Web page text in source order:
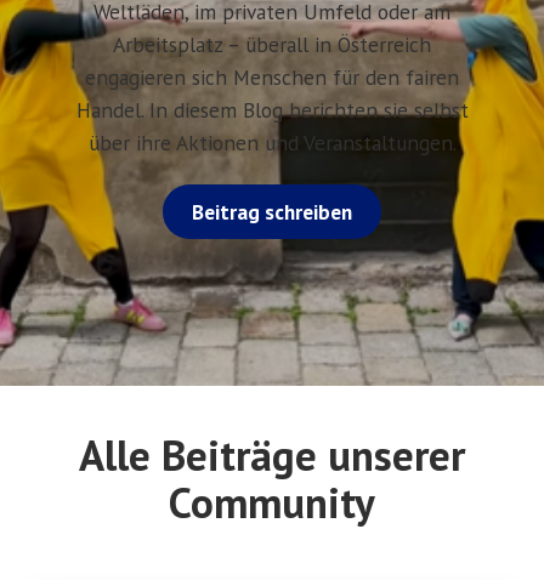
Weltläden, im privaten Umfeld oder am
Arbeitsplatz – überall in Österreich
engagieren sich Menschen für den fairen
Handel. In diesem Blog berichten sie selbst
über ihre Aktionen und Veranstaltungen.
Beitrag schreiben
Alle Beiträge unserer
Community